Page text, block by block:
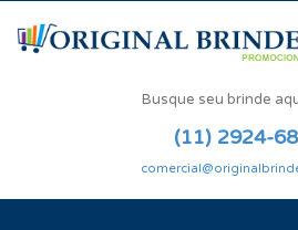
(11) 2924-